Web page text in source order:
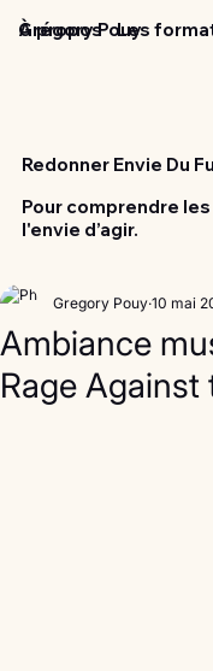
Grégory Pouy
À propos Les
Redonner Envie Du
Pour comprendre
l'envie d’agir.
Ambiance
Rage
Gregory Pouy 10 mai